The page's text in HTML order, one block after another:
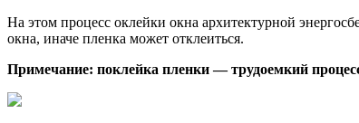
На этом процесс оклейки окна архитектурной
окна, иначе пленка может отклеиться.
Примечание: поклейка пленки — трудоемкий